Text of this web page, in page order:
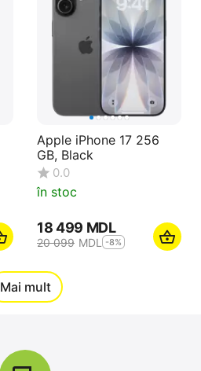
Apple iPhone 17 256
GB, Black
0.0
în stoc
18 499 MDL
20 099 MDL -8%
-10%
Mai mult